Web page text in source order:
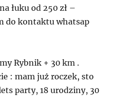
łuku od 250 zł –
do kontaktu whatsap
Rybnik + 30 km .
: mam już roczek, sto
party, 18 urodziny, 30